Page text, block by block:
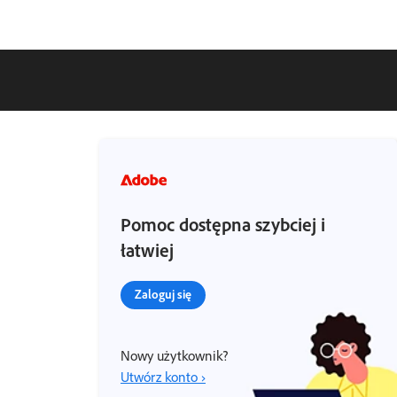
Pomoc dostępna szybciej i
łatwiej
Zaloguj się
Nowy użytkownik?
Utwórz konto ›